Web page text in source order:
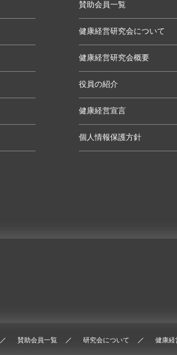
賛助会員一覧
健康経営研究会について
健康経営研究会概要
役員の紹介
健康経営宣言
個人情報保護方針
賛助会員一覧 研究会について 健康経